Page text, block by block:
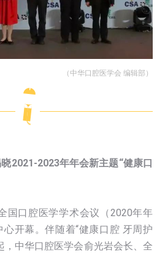
（中华口腔医学会 编辑部）
2021-2023年年会新主题“健康口
国口腔医学学术会议（2020年年
开幕。伴随着“健康口腔 牙周护
，中华口腔医学会俞光岩会长、全